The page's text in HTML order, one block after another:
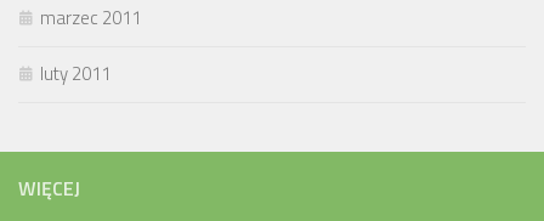
marzec 2011
luty 2011
WIĘCEJ